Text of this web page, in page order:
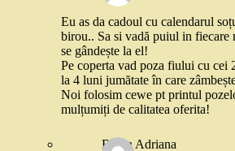
Eu as da cadoul cu calendarul
birou.. Sa si vadă puiul in fiecare
se gândește la el!
Pe coperta vad poza fiului cu
la 4 luni jumătate în care
Noi folosim cewe pt printul
mulțumiți de calitatea oferita!
Baran Adriana